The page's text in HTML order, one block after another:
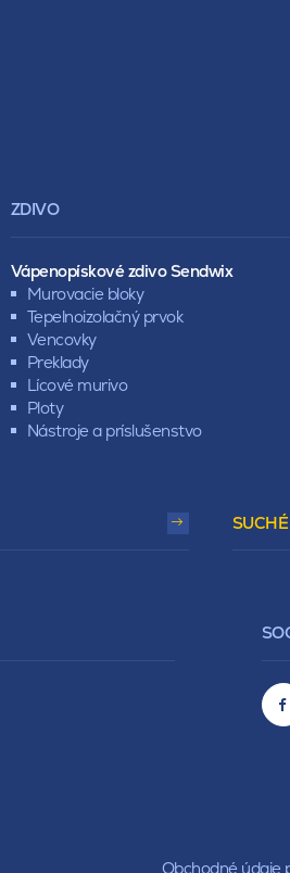
ZDIVO
Vápenopískové zdivo Sendwix
Murovacie bloky
Tepelnoizolačný prvok
Vencovky
Preklady
Lícové murivo
Ploty
Nástroje a príslušenstvo
Obchodné údaje